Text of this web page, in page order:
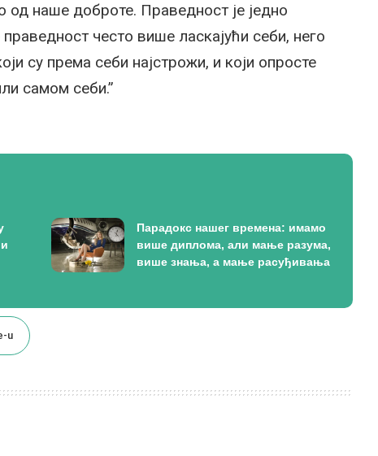
наше доброте. Праведност је једно
често више ласкајући себи, него
су према себи најстрожи, и који опросте
самом себи.”
Парадокс нашег времена: имамо
више диплома, али мање разума,
више знања, а мање расуђивања
u